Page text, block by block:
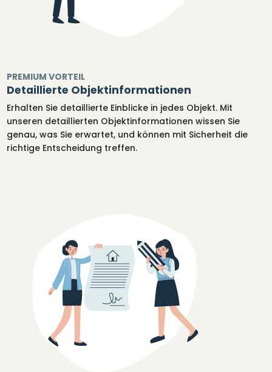
PREMIUM VORTEIL
Detaillierte Objektinformationen
Erhalten Sie detaillierte Einblicke in jedes Objekt. Mit
unseren detaillierten Objektinformationen wissen Sie
genau, was Sie erwartet, und können mit Sicherheit die
richtige Entscheidung treffen.